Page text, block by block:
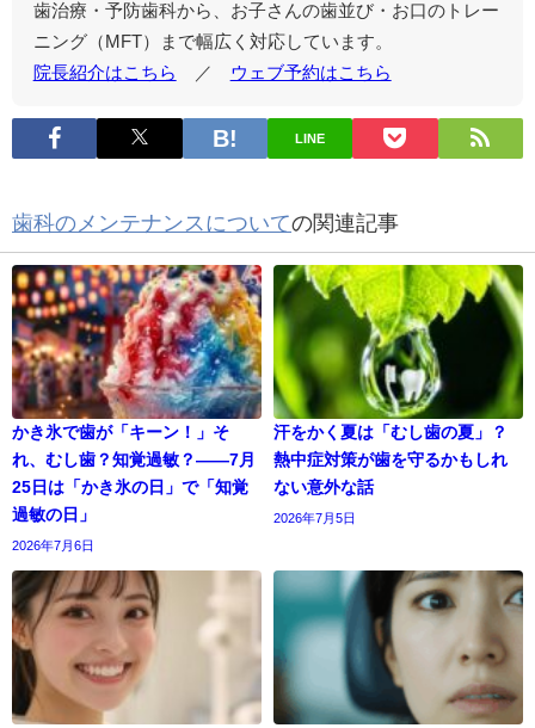
歯治療・予防歯科から、お子さんの歯並び・お口のトレー
ニング（MFT）まで幅広く対応しています。
院長紹介はこちら
／ ウェブ予約はこちら
LINE
歯科のメンテナンスについての関連記事
かき氷で歯が「キーン！」そ
れ、むし歯？知覚過敏？——7月
25日は「かき氷の日」で「知覚
過敏の日」
2026年7月6日
汗をかく夏は「むし歯の夏」？
熱中症対策が歯を守るかもしれ
ない意外な話
2026年7月5日